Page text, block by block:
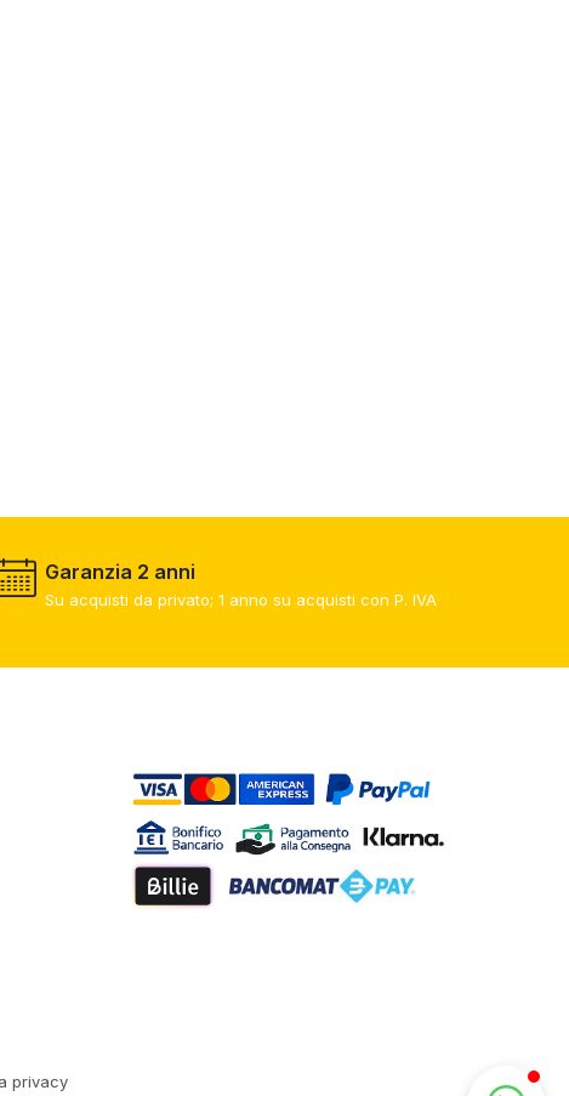
Garanzia 2 anni
Su acquisti da privato; 1 anno su acquisti con P. IVA​
privacy